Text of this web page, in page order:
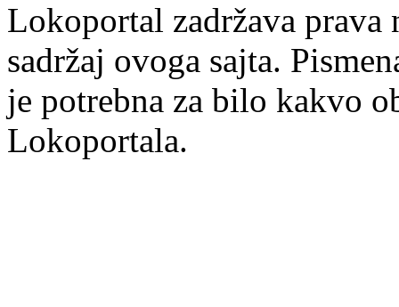
Lokoportal zadržava
sadržaj ovoga sajta.
je potrebna za bilo kakvo
Lokoportala.